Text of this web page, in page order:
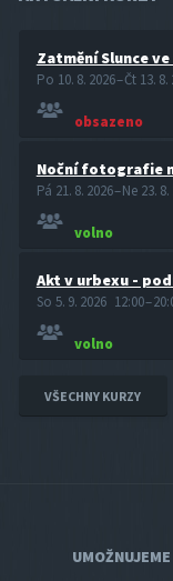
Zatmění Slunce
Po 10. 8. 2026 – Čt 13.
obsazeno
Noční fotografie
Pá 21. 8. 2026 – Ne
volno
Akt v urbexu -
So 5. 9. 2026 12:00 –
volno
VŠECHNY KURZY